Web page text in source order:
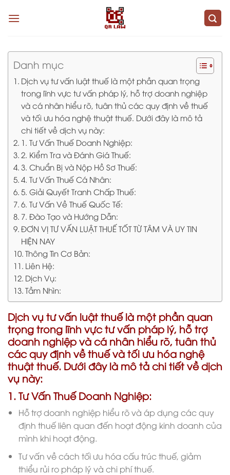
Danh mục
Dịch vụ tư vấn luật thuế là một phần quan trọng
trong lĩnh vực tư vấn pháp lý, hỗ trợ doanh nghiệp
và cá nhân hiểu rõ, tuân thủ các quy định về thuế
và tối ưu hóa nghệ thuật thuế. Dưới đây là mô tả
chi tiết về dịch vụ này:
1. Tư Vấn Thuế Doanh Nghiệp:
2. Kiểm Tra và Đánh Giá Thuế:
3. Chuẩn Bị và Nộp Hồ Sơ Thuế:
4. Tư Vấn Thuế Cá Nhân:
5. Giải Quyết Tranh Chấp Thuế:
6. Tư Vấn Về Thuế Quốc Tế:
7. Đào Tạo và Hướng Dẫn:
ĐƠN VỊ TƯ VẤN LUẬT THUẾ TỐT TỪ TÂM VÀ UY TIN
HIỆN NAY
Thông Tin Cơ Bản:
Liên Hệ:
Dịch Vụ:
Tầm Nhìn:
Dịch vụ tư vấn luật thuế là một phần quan
trọng trong lĩnh vực tư vấn pháp lý, hỗ trợ
doanh nghiệp và cá nhân hiểu rõ, tuân thủ
các quy định về thuế và tối ưu hóa nghệ
thuật thuế. Dưới đây là mô tả chi tiết về dịch
vụ này:
1. Tư Vấn Thuế Doanh Nghiệp:
Hỗ trợ doanh nghiệp hiểu rõ và áp dụng các quy
định thuế liên quan đến hoạt động kinh doanh của
mình khi hoạt động.
Tư vấn về cách tối ưu hóa cấu trúc thuế, giảm
thiểu rủi ro pháp lý và chi phí thuế.